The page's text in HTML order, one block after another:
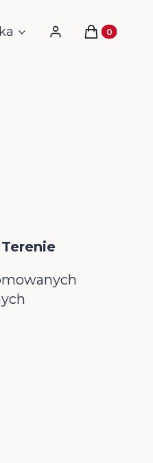
Noktowizja i
Zaloguj sięProdukty w
Koszyk